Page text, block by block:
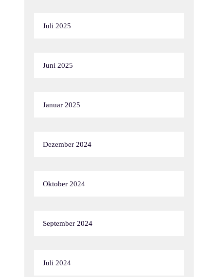
Juli 2025
Juni 2025
Januar 2025
Dezember 2024
Oktober 2024
September 2024
Juli 2024